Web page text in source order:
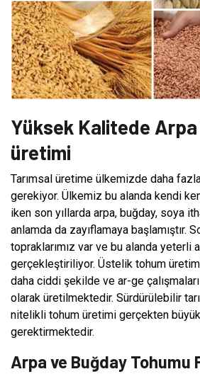
Yüksek Kalitede Arpa
üretimi
Tarımsal üretime ülkemizde daha
gerekiyor. Ülkemiz bu alanda kendi
iken son yıllarda arpa, buğday, soya
anlamda da zayıflamaya başlamıştır.
topraklarımız var ve bu alanda yeterli
gerçekleştiriliyor. Üstelik tohum
daha ciddi şekilde ve ar-ge
olarak üretilmektedir. Sürdürülebilir
nitelikli tohum üretimi gerçekten
gerektirmektedir.
Arpa ve Buğday Tohumu